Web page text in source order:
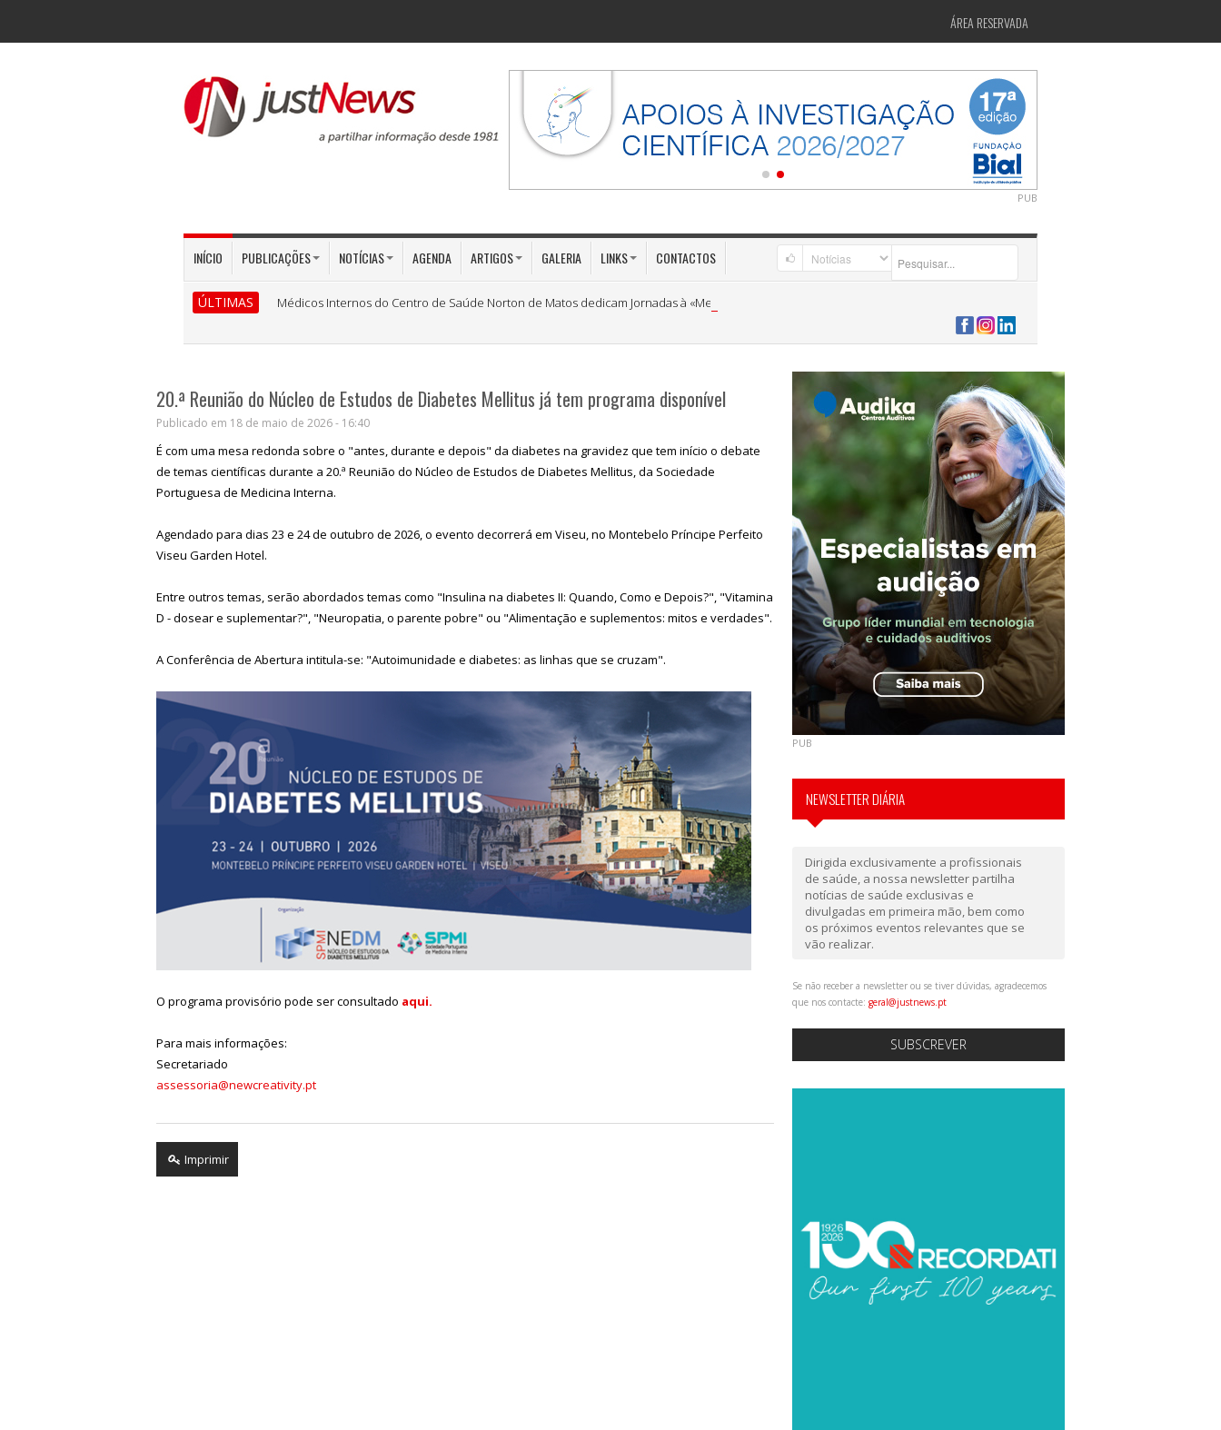
ÁREA RESERVADA
PUB
INÍCIO PUBLICAÇÕES NOTÍCIAS AGENDA ARTIGOS GALERIA LINKS CONTACTOS
ÚLTIMAS Médicos Internos do Centro de Saúde Norton de Matos dedicam Jornadas à «Medicina Preventiva»
20.ª Reunião do Núcleo de Estudos de Diabetes Mellitus já tem programa disponível
Publicado em 18 de maio de 2026 - 16:40
É com uma mesa redonda sobre o "antes, durante e depois" da diabetes na gravidez que tem início o debate
de temas científicas durante a 20.ª Reunião do Núcleo de Estudos de Diabetes Mellitus, da Sociedade
Portuguesa de Medicina Interna.
Agendado para dias 23 e 24 de outubro de 2026, o evento decorrerá em Viseu, no Montebelo Príncipe Perfeito
Viseu Garden Hotel.
Entre outros temas, serão abordados temas como "Insulina na diabetes II: Quando, Como e Depois?", "Vitamina
D - dosear e suplementar?", "Neuropatia, o parente pobre" ou "Alimentação e suplementos: mitos e verdades".
A Conferência de Abertura intitula-se: "Autoimunidade e diabetes: as linhas que se cruzam".
O programa provisório pode ser consultado aqui.
Para mais informações:
Secretariado
assessoria@newcreativity.pt
Imprimir
PUB
NEWSLETTER DIÁRIA
Dirigida exclusivamente a profissionais
de saúde, a nossa newsletter partilha
notícias de saúde exclusivas e
divulgadas em primeira mão, bem como
os próximos eventos relevantes que se
vão realizar.
Se não receber a newsletter ou se tiver dúvidas, agradecemos
que nos contacte: geral@justnews.pt
SUBSCREVER